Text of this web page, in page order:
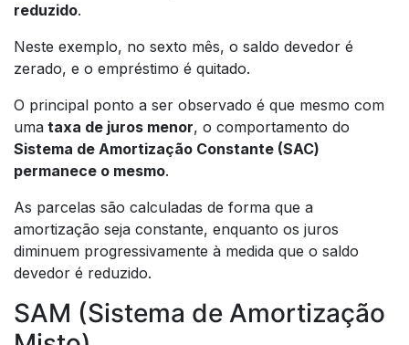
reduzido.
Neste exemplo, no sexto mês, o saldo devedor é
zerado, e o empréstimo é quitado.
O principal ponto a ser observado é que mesmo com
uma taxa de juros menor, o comportamento do
Sistema de Amortização Constante (SAC)
permanece o mesmo.
As parcelas são calculadas de forma que a
amortização seja constante, enquanto os juros
diminuem progressivamente à medida que o saldo
devedor é reduzido.
SAM (Sistema de Amortização